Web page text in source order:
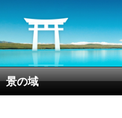
景の域
搜
索